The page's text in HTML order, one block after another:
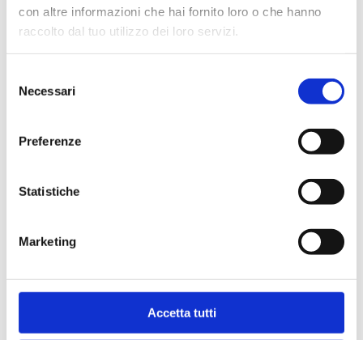
con altre informazioni che hai fornito loro o che hanno
raccolto dal tuo utilizzo dei loro servizi.
delNecessari
Preferenze
Statistiche
Marketing
Accetta tutti
#EVENT